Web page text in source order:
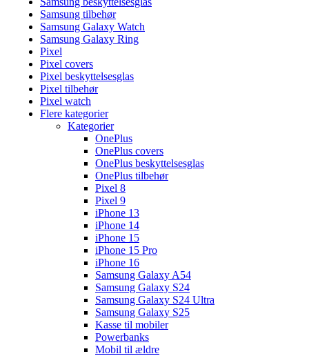
Samsung tilbehør
Samsung Galaxy Watch
Samsung Galaxy Ring
Pixel
Pixel covers
Pixel beskyttelsesglas
Pixel tilbehør
Pixel watch
Flere kategorier
Kategorier
OnePlus
OnePlus covers
OnePlus beskyttelsesglas
OnePlus tilbehør
Pixel 8
Pixel 9
iPhone 13
iPhone 14
iPhone 15
iPhone 15 Pro
iPhone 16
Samsung Galaxy A54
Samsung Galaxy S24
Samsung Galaxy S24 Ultra
Samsung Galaxy S25
Kasse til mobiler
Powerbanks
Mobil til ældre